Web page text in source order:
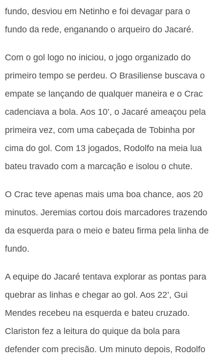
fundo, desviou em Netinho e foi devagar para o
fundo da rede, enganando o arqueiro do Jacaré.
Com o gol logo no iniciou, o jogo organizado do
primeiro tempo se perdeu. O Brasiliense buscava o
empate se lançando de qualquer maneira e o Crac
cadenciava a bola. Aos 10’, o Jacaré ameaçou pela
primeira vez, com uma cabeçada de Tobinha por
cima do gol. Com 13 jogados, Rodolfo na meia lua
bateu travado com a marcação e isolou o chute.
O Crac teve apenas mais uma boa chance, aos 20
minutos. Jeremias cortou dois marcadores trazendo
da esquerda para o meio e bateu firma pela linha de
fundo.
A equipe do Jacaré tentava explorar as pontas para
quebrar as linhas e chegar ao gol. Aos 22’, Gui
Mendes recebeu na esquerda e bateu cruzado.
Clariston fez a leitura do quique da bola para
defender com precisão. Um minuto depois, Rodolfo